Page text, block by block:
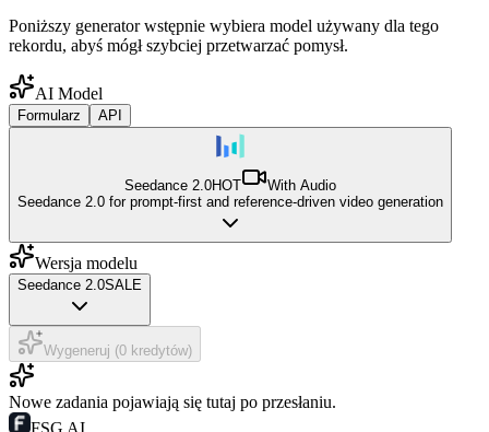
Poniższy generator wstępnie wybiera model używany dla tego
rekordu, abyś mógł szybciej przetwarzać pomysł.
AI Model
Formularz API
Seedance 2.0HOT
With Audio
Seedance 2.0 for prompt-first and reference-driven video generation
Wersja modelu
Seedance 2.0SALE
Wygeneruj (0 kredytów)
Nowe zadania pojawiają się tutaj po przesłaniu.
FSG AI